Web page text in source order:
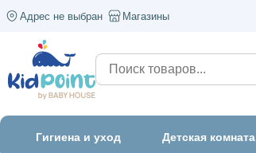
Адрес не выбран Магазины
Гигиена и уход Детская комната